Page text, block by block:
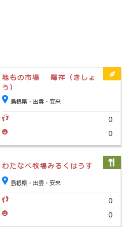
地もの市場 暉祥（きしょ
う）
島根県・出雲・安来
0
0
わたなべ牧場みるくはうす
島根県・出雲・安来
0
0